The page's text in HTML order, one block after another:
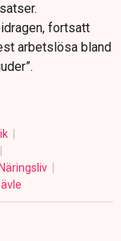
fortsatt
arbetslösa bland